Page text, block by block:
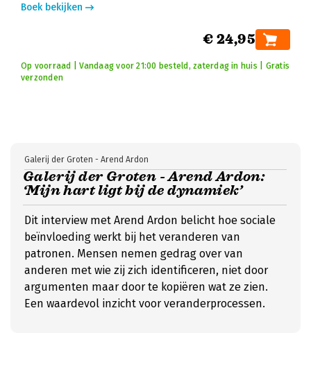
Boek bekijken
€ 24,95
Op voorraad | Vandaag voor 21:00 besteld, zaterdag in huis | Gratis
verzonden
Galerij der Groten - Arend Ardon:
‘Mijn hart ligt bij de dynamiek’
Galerij der Groten - Arend Ardon
Dit interview met Arend Ardon belicht hoe sociale
beïnvloeding werkt bij het veranderen van
patronen. Mensen nemen gedrag over van
anderen met wie zij zich identificeren, niet door
argumenten maar door te kopiëren wat ze zien.
Een waardevol inzicht voor veranderprocessen.